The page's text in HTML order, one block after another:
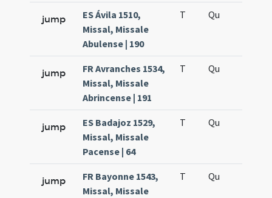
jump
ES Ávila 1510,
Missal, Missale
Abulense | 190
T Qu
jump
FR Avranches 1534,
Missal, Missale
Abrincense | 191
T Qu
jump
ES Badajoz 1529,
Missal, Missale
Pacense | 64
T Qu
jump
FR Bayonne 1543,
Missal, Missale
T Qu